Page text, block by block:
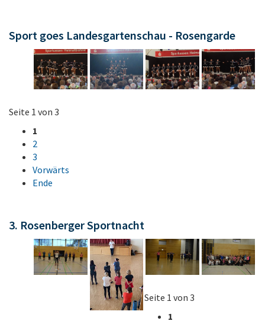
Sport goes Landesgartenschau - Rosengarde
Seite 1 von 3
1
2
3
Vorwärts
Ende
3. Rosenberger Sportnacht
Seite 1 von 3
1